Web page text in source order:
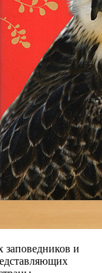
и